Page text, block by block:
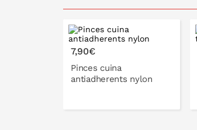
7,90€
Pinces cuina
antiadherents nylon